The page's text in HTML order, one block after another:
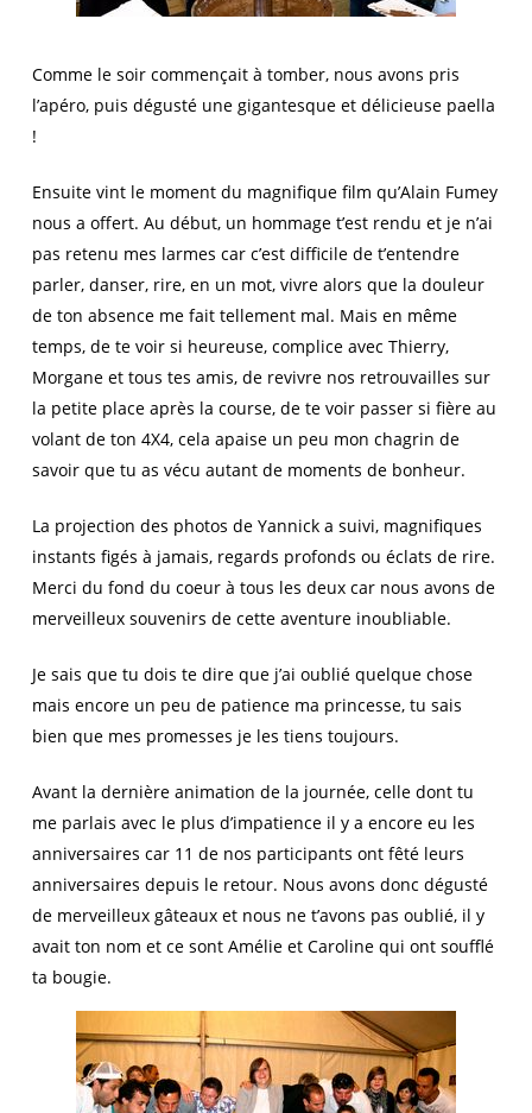
Comme le soir commençait à tomber, nous avons pris
l’apéro, puis dégusté une gigantesque et délicieuse paella
!
Ensuite vint le moment du magnifique film qu’Alain Fumey
nous a offert. Au début, un hommage t’est rendu et je n’ai
pas retenu mes larmes car c’est difficile de t’entendre
parler, danser, rire, en un mot, vivre alors que la douleur
de ton absence me fait tellement mal. Mais en même
temps, de te voir si heureuse, complice avec Thierry,
Morgane et tous tes amis, de revivre nos retrouvailles sur
la petite place après la course, de te voir passer si fière au
volant de ton 4X4, cela apaise un peu mon chagrin de
savoir que tu as vécu autant de moments de bonheur.
La projection des photos de Yannick a suivi, magnifiques
instants figés à jamais, regards profonds ou éclats de rire.
Merci du fond du coeur à tous les deux car nous avons de
merveilleux souvenirs de cette aventure inoubliable.
Je sais que tu dois te dire que j’ai oublié quelque chose
mais encore un peu de patience ma princesse, tu sais
bien que mes promesses je les tiens toujours.
Avant la dernière animation de la journée, celle dont tu
me parlais avec le plus d’impatience il y a encore eu les
anniversaires car 11 de nos participants ont fêté leurs
anniversaires depuis le retour. Nous avons donc dégusté
de merveilleux gâteaux et nous ne t’avons pas oublié, il y
avait ton nom et ce sont Amélie et Caroline qui ont soufflé
ta bougie.